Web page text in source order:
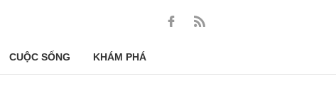
CUỘC SỐNG KHÁM PHÁ